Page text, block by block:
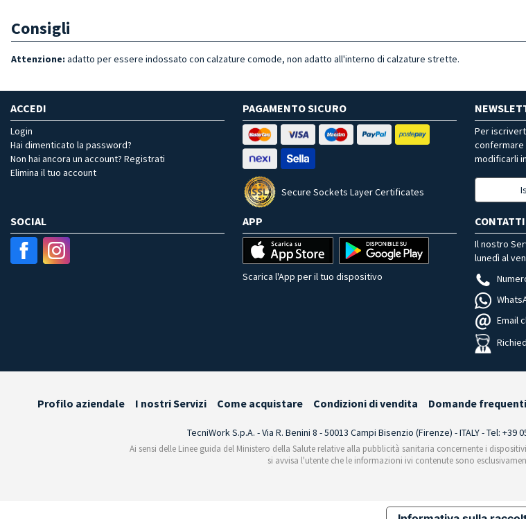
Consigli
Attenzione: adatto per essere indossato con calzature comode, non adatto all'interno di calzature strette.
ACCEDI
Login
Hai dimenticato la password?
Non hai ancora un account? Registrati
Elimina il tuo account
PAGAMENTO SICURO
Secure Sockets Layer Certificates
Per
confermare
modificarli
SOCIAL APP
Scarica l'App per il tuo dispositivo
CONTATTI
Il nostro
lunedì al
Email
Profilo aziendale I nostri Servizi Come acquistare Condizioni di vendita Domande frequenti
TecniWork S.p.A. - Via R. Benini 8 - 50013 Campi Bisenzio (Firenze) - ITALY - Tel: +39
Ai sensi delle Linee guida del Ministero della Salute relative alla pubblicità sanitaria concernente i
si avvisa l'utente che le informazioni ivi contenute sono